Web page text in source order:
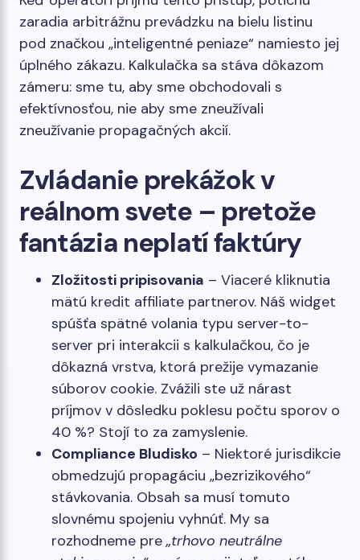
zaradia arbitrážnu prevádzku na bielu listinu
pod značkou „inteligentné peniaze“ namiesto jej
úplného zákazu. Kalkulačka sa stáva dôkazom
zámeru: sme tu, aby sme obchodovali s
efektívnosťou, nie aby sme zneužívali
zneužívanie propagačných akcií.
Zvládanie prekážok v
reálnom svete – pretože
fantázia neplatí faktúry
Zložitosti pripisovania – Viaceré kliknutia
mätú kredit affiliate partnerov. Náš widget
spúšťa spätné volania typu server-to-
server pri interakcii s kalkulačkou, čo je
dôkazná vrstva, ktorá prežije vymazanie
súborov cookie. Zvážili ste už nárast
príjmov v dôsledku poklesu počtu sporov o
40 %? Stojí to za zamyslenie.
Compliance Bludisko – Niektoré jurisdikcie
obmedzujú propagáciu „bezrizikového“
stávkovania. Obsah sa musí tomuto
slovnému spojeniu vyhnúť. My sa
rozhodneme pre„trhovo neutrálne